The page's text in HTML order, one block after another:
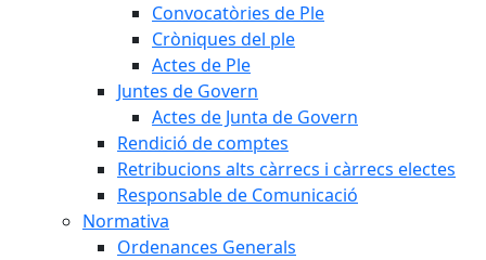
Convocatòries de Ple
Cròniques del ple
Actes de Ple
Juntes de Govern
Actes de Junta de Govern
Rendició de comptes
Retribucions alts càrrecs i càrrecs electes
Responsable de Comunicació
Normativa
Ordenances Generals